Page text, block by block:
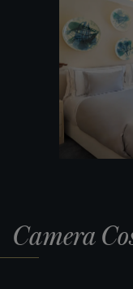
Camera